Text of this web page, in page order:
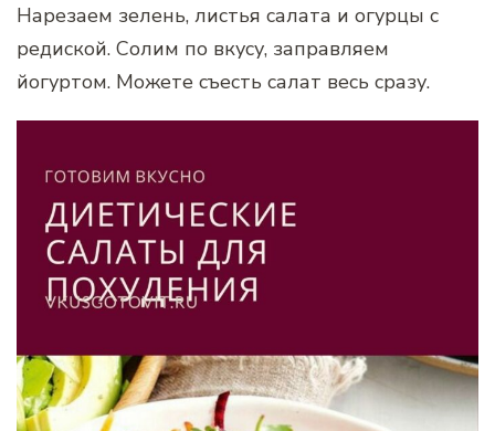
Нарезаем зелень, листья салата и огурцы с
редиской. Солим по вкусу, заправляем
йогуртом. Можете съесть салат весь сразу.